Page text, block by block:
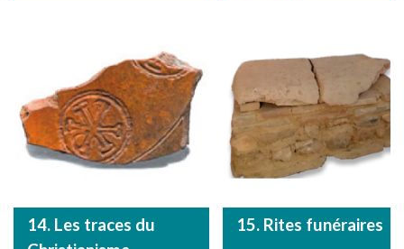
14. Les traces du
15. Rites funéraires